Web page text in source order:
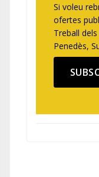
Si voleu
ofertes
Treball
Penedès,